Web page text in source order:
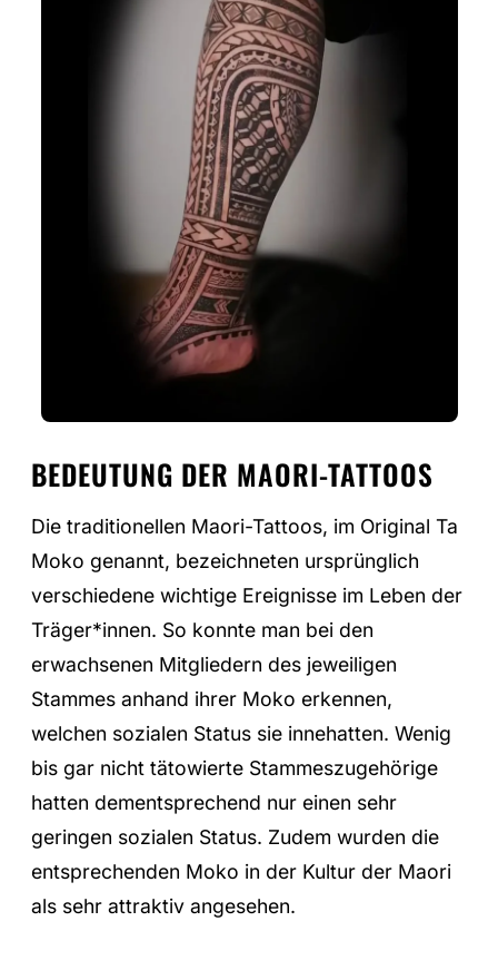
BEDEUTUNG DER MAORI-TATTOOS
Die traditionellen Maori-Tattoos, im Original Ta
Moko genannt, bezeichneten ursprünglich
verschiedene wichtige Ereignisse im Leben der
Träger*innen. So konnte man bei den
erwachsenen Mitgliedern des jeweiligen
Stammes anhand ihrer Moko erkennen,
welchen sozialen Status sie innehatten. Wenig
bis gar nicht tätowierte Stammeszugehörige
hatten dementsprechend nur einen sehr
geringen sozialen Status. Zudem wurden die
entsprechenden Moko in der Kultur der Maori
als sehr attraktiv angesehen.